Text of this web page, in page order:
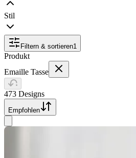
Stil
Filtern & sortieren1
Produkt
Emaille Tasse
473 Designs
Empfohlen